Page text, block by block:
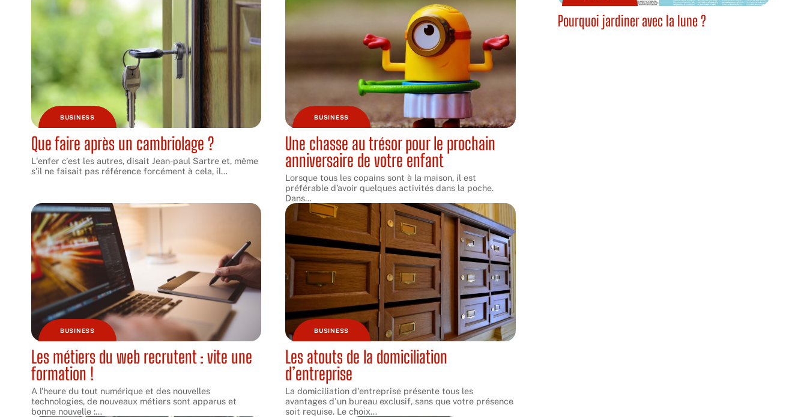
BUSINESS
Que faire après un cambriolage ?
L'enfer c'est les autres, disait Jean-paul Sartre et, même
s'il ne faisait pas référence forcément à cela, il…
BUSINESS
Une chasse au trésor pour le prochain
anniversaire de votre enfant
Lorsque tous les copains sont à la maison, il est
préférable d’avoir quelques activités dans la poche.
Dans…
BUSINESS
Les métiers du web recrutent : vite une
formation !
A l'heure du tout numérique et des nouvelles
technologies, de nouveaux métiers sont apparus et
bonne nouvelle :…
BUSINESS
Les atouts de la domiciliation
d’entreprise
La domiciliation d'entreprise présente tous les
avantages d'un bureau exclusif, sans que votre présence
soit requise. Le choix…
Pourquoi jardiner avec la lune ?